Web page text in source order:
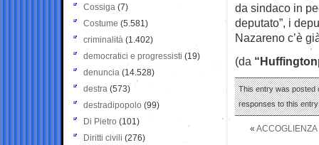
da sindaco in
deputato”, i
Nazareno c’è
(da
This entry was posted
responses to this
«
Cossiga (7)
Costume (5.581)
criminalità (1.402)
democratici e progressisti (19)
denuncia (14.528)
destra (573)
destradipopolo (99)
Di Pietro (101)
Diritti civili (276)